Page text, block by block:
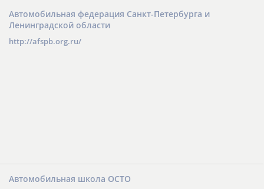
Автомобильная федерация Санкт-Петербурга и
Ленинградской области
http://afspb.org.ru/
Автомобильная школа ОСТО